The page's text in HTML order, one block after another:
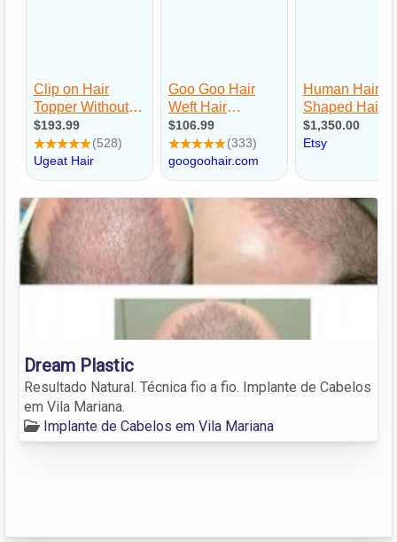
Dream Plastic
Resultado Natural. Técnica fio a fio. Implante de Cabelos
em Vila Mariana.
Implante de Cabelos em Vila Mariana